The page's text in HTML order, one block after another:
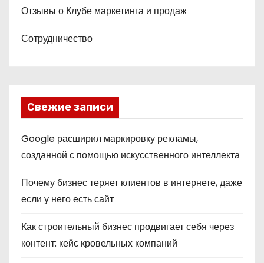
Отзывы о Клубе маркетинга и продаж
Сотрудничество
Свежие записи
Google расширил маркировку рекламы,
созданной с помощью искусственного интеллекта
Почему бизнес теряет клиентов в интернете, даже
если у него есть сайт
Как строительный бизнес продвигает себя через
контент: кейс кровельных компаний